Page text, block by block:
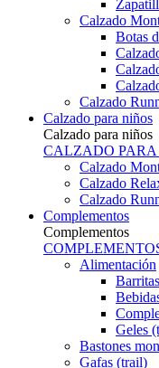
Calzado
Botas
Calzado
Calzado para niños
Calzado para niños
CALZADO PARA
Calzado
Calzado
Calzado
Complementos
Complementos
Alimentación
Geles
Bastones
Gafas (trail)